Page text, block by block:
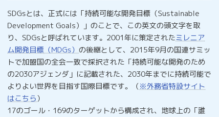
SDGsとは、正式には「持続可能な開発目標（Sustainable
Development Goals）」のことで、この英文の頭文字を取
り、SDGsと呼ばれています。2001年に策定されたミレニア
ム開発目標 （MDGs） の後継として、2015年9月の国連サミッ
トで加盟国の全会一致で採択された「持続可能な開発のため
の2030アジェンダ」に記載された、2030年までに持続可能で
よりよい世界を目指す国際目標です。（※外務省特設サイト
はこちら）
17のゴール・169のターゲットから構成され、地球上の「誰